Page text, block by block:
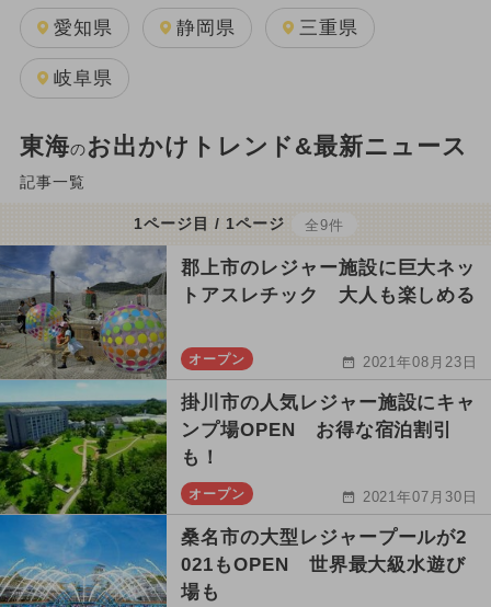
愛知県 静岡県 三重県
岐阜県
東海のお出かけトレンド&最新ニュース
記事一覧
1ページ目 / 1ページ 全9件
郡上市のレジャー施設に巨大ネッ
トアスレチック 大人も楽しめる
オープン 2021年08月23日
掛川市の人気レジャー施設にキャ
ンプ場OPEN お得な宿泊割引
も！
オープン 2021年07月30日
桑名市の大型レジャープールが2
021もOPEN 世界最大級水遊び
場も